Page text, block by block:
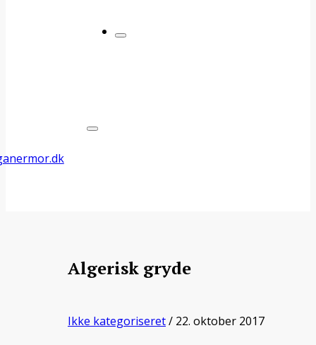
Algerisk gryde
Ikke kategoriseret/ 22. oktober 2017